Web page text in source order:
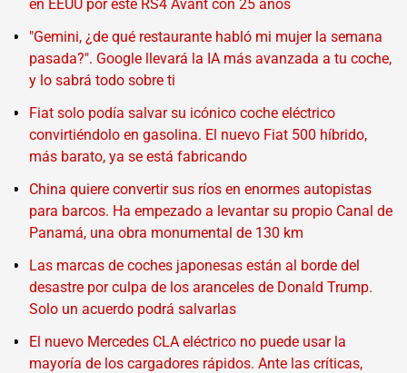
en EEUU por este RS4 Avant con 25 años
"Gemini, ¿de qué restaurante habló mi mujer la semana
pasada?". Google llevará la IA más avanzada a tu coche,
y lo sabrá todo sobre ti
Fiat solo podía salvar su icónico coche eléctrico
convirtiéndolo en gasolina. El nuevo Fiat 500 híbrido,
más barato, ya se está fabricando
China quiere convertir sus ríos en enormes autopistas
para barcos. Ha empezado a levantar su propio Canal de
Panamá, una obra monumental de 130 km
Las marcas de coches japonesas están al borde del
desastre por culpa de los aranceles de Donald Trump.
Solo un acuerdo podrá salvarlas
El nuevo Mercedes CLA eléctrico no puede usar la
mayoría de los cargadores rápidos. Ante las críticas,